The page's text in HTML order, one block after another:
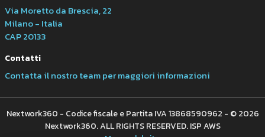
Via Moretto da Brescia, 22
Milano - Italia
CAP 20133
Contatti
Contatta il nostro team per maggiori informazioni
Nextwork360 - Codice fiscale e Partita IVA 13868590962 - © 2026
Nextwork360. ALL RIGHTS RESERVED. ISP AWS